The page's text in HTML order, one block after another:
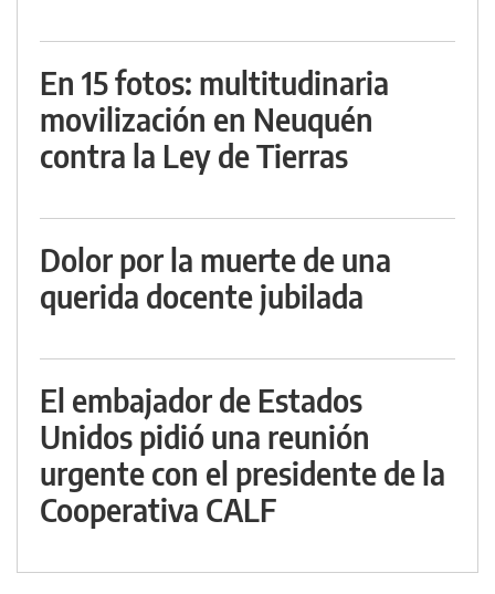
En 15 fotos: multitudinaria
movilización en Neuquén
contra la Ley de Tierras
Dolor por la muerte de una
querida docente jubilada
El embajador de Estados
Unidos pidió una reunión
urgente con el presidente de la
Cooperativa CALF